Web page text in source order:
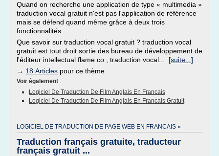
Quand on recherche une application de type « multimedia »
traduction vocal gratuit n'est pas l'application de référence
mais se défend quand même grâce à deux trois
fonctionnalités.
Que savoir sur traduction vocal gratuit ? traduction vocal
gratuit est tout droit sortie des bureau de développement de
l'éditeur intellectual flame co , traduction vocal... [suite...]
→ 18 Articles pour ce thème
Voir également :
Logiciel De Traduction De Film Anglais En Francais
Logiciel De Traduction De Film Anglais En Francais Gratuit
LOGICIEL DE TRADUCTION DE PAGE WEB EN FRANCAIS »
Traduction français gratuite, traducteur
français gratuit ...